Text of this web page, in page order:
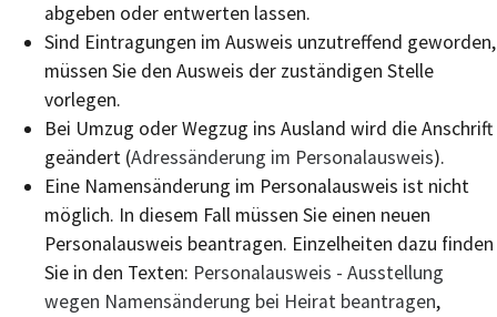
abgeben oder entwerten lassen.
Sind Eintragungen im Ausweis unzutreffend geworden,
müssen Sie den Ausweis der zuständigen Stelle
vorlegen.
Bei Umzug oder Wegzug ins Ausland wird die Anschrift
geändert (Adressänderung im Personalausweis).
Eine Namensänderung im Personalausweis ist nicht
möglich. In diesem Fall müssen Sie einen neuen
Personalausweis beantragen. Einzelheiten dazu finden
Sie in den Texten: Personalausweis - Ausstellung
wegen Namensänderung bei Heirat beantragen,